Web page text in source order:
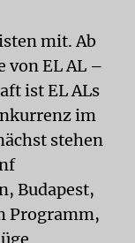
mit. Ab
von EL AL –
ist EL ALs
im
stehen
Budapest,
Programm,